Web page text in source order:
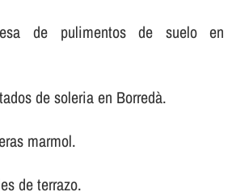
de pulimentos de suelo en
de soleria en Borredà.
marmol.
de terrazo.